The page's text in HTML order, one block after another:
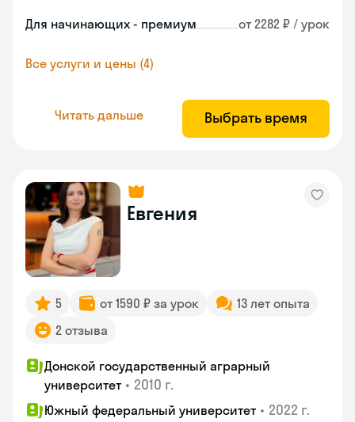
Для начинающих - премиум от 2282 ₽ / урок
Все услуги и цены (4)
Читать дальше Выбрать время
Евгения
5 от 1590 ₽ за урок
13 лет опыта
2 отзыва
Донской государственный аграрный
университет • 2010 г.
Южный федеральный университет • 2022 г.